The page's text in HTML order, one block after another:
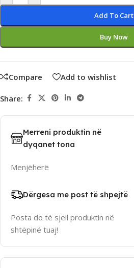
Add To Cart
Buy Now
Compare Add to wishlist
Share:
Merreni produktin në
dyqanet tona
Menjëherë
Dërgesa me post të shpejtë
Posta do të sjell produktin në
shtëpinë tuaj!